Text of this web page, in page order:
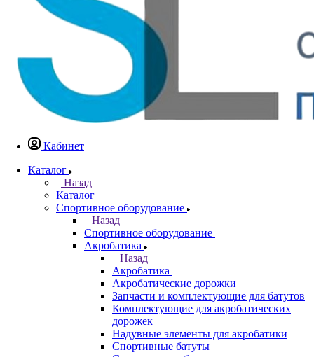
Кабинет
Каталог
Назад
Каталог
Спортивное оборудование
Назад
Спортивное оборудование
Акробатика
Назад
Акробатика
Акробатические дорожки
Запчасти и комплектующие для батутов
Комплектующие для акробатических
дорожек
Надувные элементы для акробатики
Спортивные батуты